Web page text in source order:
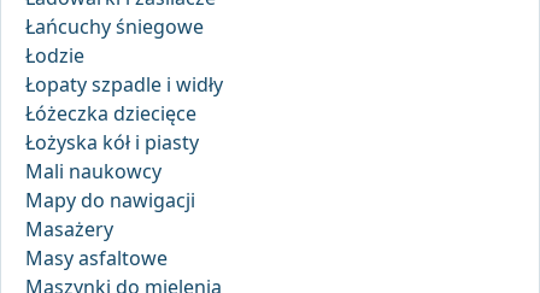
Łańcuchy śniegowe
Łodzie
Łopaty szpadle i widły
Łóżeczka dziecięce
Łożyska kół i piasty
Mali naukowcy
Mapy do nawigacji
Masażery
Masy asfaltowe
Maszynki do mielenia